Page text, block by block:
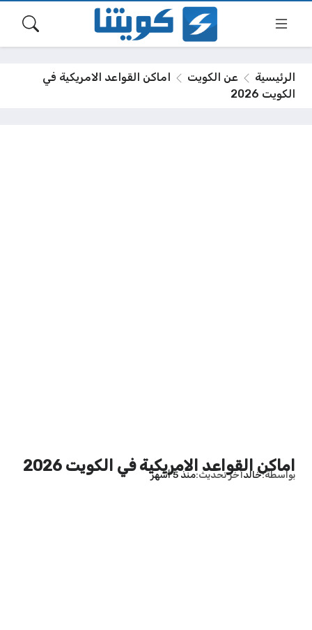
الرئيسية عن الكويت
اماكن القواعد الامريكية في
الكويت 2026
اماكن القواعد الامريكية في الكويت 2026
بواسطة خالدآخر تحديث منذ 5 أشهر